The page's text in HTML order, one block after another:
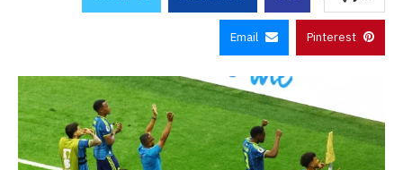
Pinterest
Email